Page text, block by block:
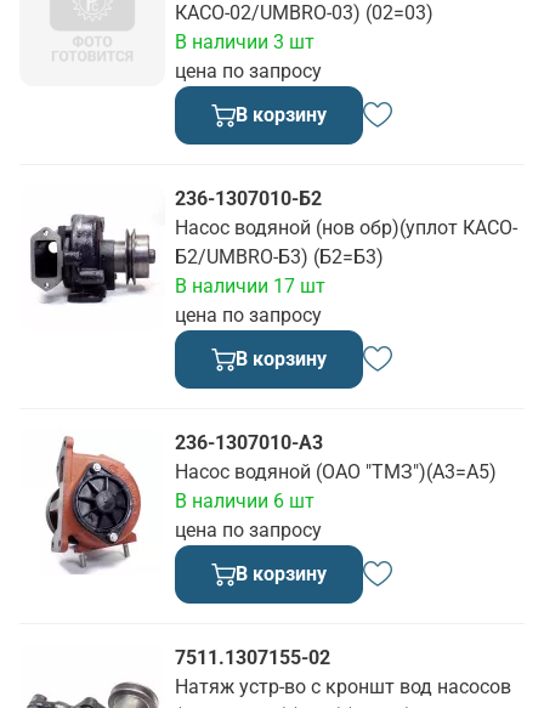
КАСО-02/UMBRO-03) (02=03)
цена по запросу
В наличии 3 шт
В корзину
236-1307010-Б2
Насос водяной (нов обр)(уплот КАСО-
Б2/UMBRO-Б3) (Б2=Б3)
цена по запросу
В наличии 17 шт
В корзину
236-1307010-А3
Насос водяной (ОАО "ТМЗ")(А3=А5)
цена по запросу
В наличии 6 шт
В корзину
7511.1307155-02
Натяж устр-во с кроншт вод насосов